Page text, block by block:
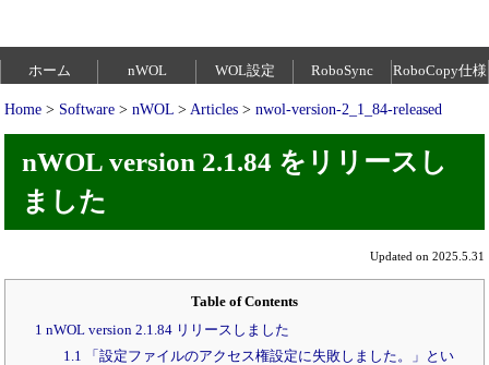
ホーム nWOL WOL設定 RoboSync RoboCopy仕様
Home > Software > nWOL > Articles > nwol-version-2_1_84-released
nWOL version 2.1.84 をリリースし
ました
Updated on 2025.5.31
Table of Contents
1 nWOL version 2.1.84 リリースしました
1.1 「設定ファイルのアクセス権設定に失敗しました。」とい